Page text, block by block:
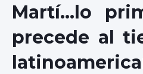
Martí…lo
precede al